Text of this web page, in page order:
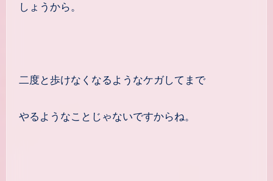
しょうから。
二度と歩けなくなるようなケガしてまで
やるようなことじゃないですからね。